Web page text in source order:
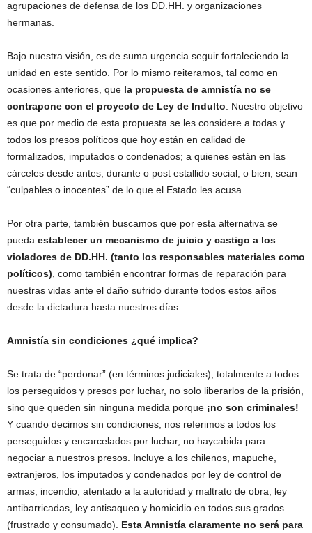
agrupaciones de defensa de los DD.HH. y organizaciones
hermanas.
Bajo nuestra visión, es de suma urgencia seguir fortaleciendo la
unidad en este sentido. Por lo mismo reiteramos, tal como en
ocasiones anteriores, que la propuesta de amnistía no se
contrapone con el proyecto de Ley de Indulto . Nuestro objetivo
es que por medio de esta propuesta se les considere a todas y
todos los presos políticos que hoy están en calidad de
formalizados, imputados o condenados; a quienes están en las
cárceles desde antes, durante o post estallido social; o bien, sean
“culpables o inocentes” de lo que el Estado les acusa.
Por otra parte, también buscamos que por esta alternativa se
pueda establecer un mecanismo de juicio y castigo a los
violadores de DD.HH. (tanto los responsables materiales como
políticos) , como también encontrar formas de reparación para
nuestras vidas ante el daño sufrido durante todos estos años
desde la dictadura hasta nuestros días.
Amnistía sin condiciones ¿qué implica?
Se trata de “perdonar” (en términos judiciales), totalmente a todos
los perseguidos y presos por luchar, no solo liberarlos de la prisión,
sino que queden sin ninguna medida porque ¡no son criminales!
Y cuando decimos sin condiciones, nos referimos a todos los
perseguidos y encarcelados por luchar, no haycabida para
negociar a nuestros presos. Incluye a los chilenos, mapuche,
extranjeros, los imputados y condenados por ley de control de
armas, incendio, atentado a la autoridad y maltrato de obra, ley
antibarricadas, ley antisaqueo y homicidio en todos sus grados
(frustrado y consumado). Esta Amnistía claramente no será para